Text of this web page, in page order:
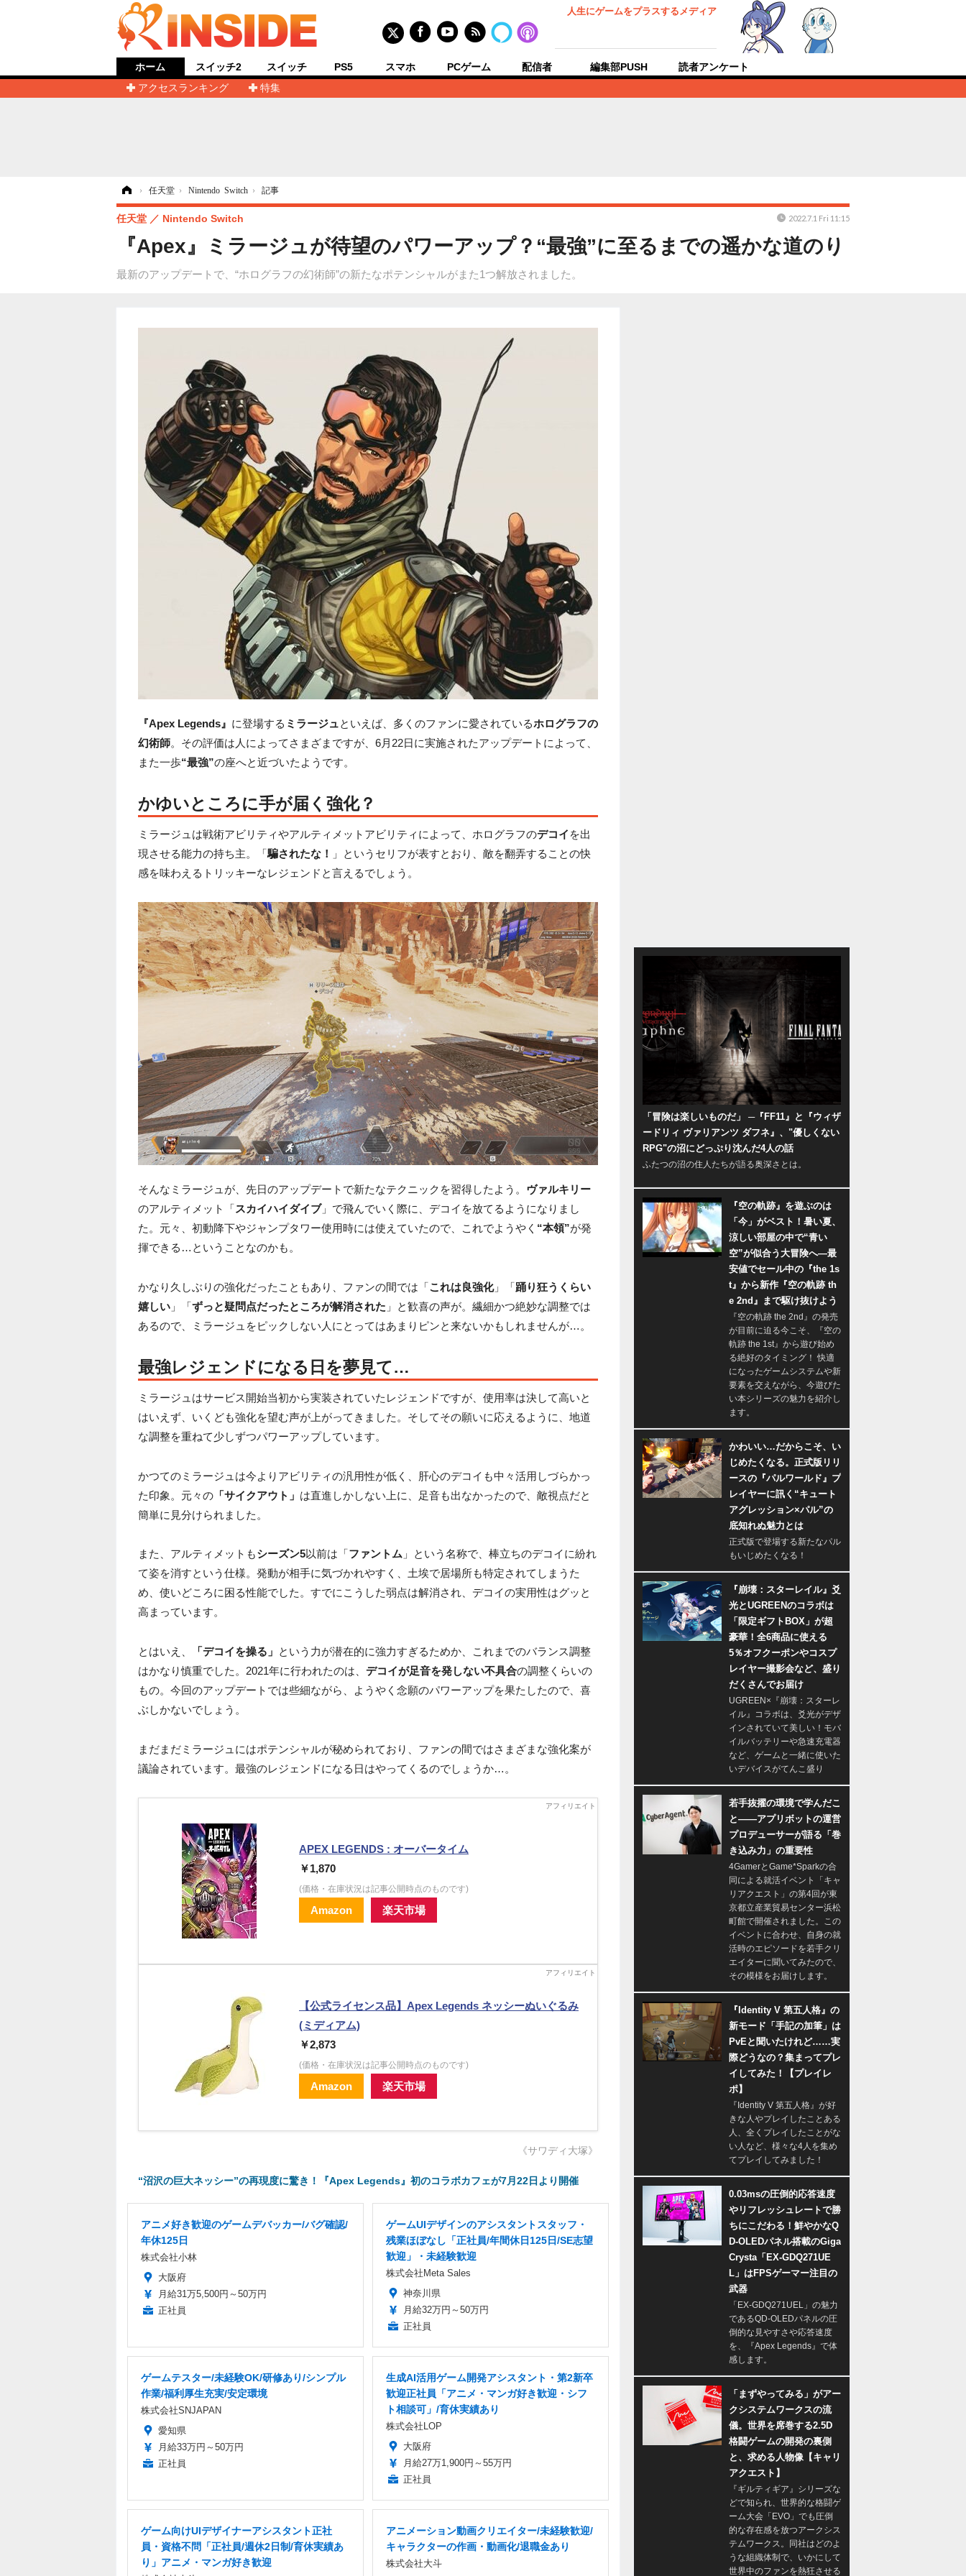
人生にゲームをプラスするメディア
ホーム
アクセスランキング
特集
スイッチ2 スイッチ PS5 スマホ PCゲーム 配信者 編集部PUSH 読者アンケート
› 任天堂 › Nintendo Switch › 記事
『Apex』ミラージュが待望のパワーアップ？“最強”に至るまでの遥かな道のり
最新のアップデートで、“ホログラフの幻術師”の新たなポテンシャルがまた1つ解放されました。
任天堂 Nintendo Switch 2022.7.1 Fri 11:15
『Apex Legends』 に登場する ミラージュといえば、多くのファンに愛されているホログラフの
幻術師。その評価は人によってさまざまですが、6月22日に実施されたアップデートによって、
また一歩“最強”の座へと近づいたようです。
かゆいところに手が届く強化？
ミラージュは戦術アビリティやアルティメットアビリティによって、ホログラフのデコイ を出
現させる能力の持ち主。「騙されたな！
」というセリフが表すとおり、敵を翻弄することの快
感を味わえるトリッキーなレジェンドと言えるでしょう。
そんなミラージュが、先日のアップデートで新たなテクニックを習得したよう。 ヴァルキリー
のアルティメット「スカイハイダイブ」で飛んでいく際に、デコイを放てるようになりまし
た。元々、初動降下やジャンプタワー使用時には使えていたので、これでようやく “本領”が発
揮できる…ということなのかも。
かなり久しぶりの強化だったこともあり、ファンの間では「これは良強化」「踊り狂うくらい
嬉しい 」「ずっと疑問点だったところが解消された 」と歓喜の声が。繊細かつ絶妙な調整では
あるので、ミラージュをピックしない人にとってはあまりピンと来ないかもしれませんが…。
最強レジェンドになる日を夢見て…
ミラージュはサービス開始当初から実装されていたレジェンドですが、使用率は決して高いと
はいえず、いくども強化を望む声が上がってきました。そしてその願いに応えるように、地道
な調整を重ねて少しずつパワーアップしています。
かつてのミラージュは今よりアビリティの汎用性が低く、肝心のデコイも中々活用しづらかっ
た印象。元々の 「サイクアウト」 は直進しかしない上に、足音も出なかったので、敵視点だと
簡単に見分けられました。
また、アルティメットもシーズン5以前は「ファントム 」という名称で、棒立ちのデコイに紛れ
て姿を消すという仕様。発動が相手に気づかれやすく、土埃で居場所も特定されてしまうた
め、使いどころに困る性能でした。すでにこうした弱点は解消され、デコイの実用性はグッと
高まっています。
とはいえ、 「デコイを操る」 という力が潜在的に強力すぎるためか、これまでのバランス調整
はかなり慎重でした。2021年に行われたのは、 デコイが足音を発しない不具合の調整くらいの
もの。今回のアップデートでは些細ながら、ようやく念願のパワーアップを果たしたので、喜
ぶしかないでしょう。
まだまだミラージュにはポテンシャルが秘められており、ファンの間ではさまざまな強化案が
議論されています。最強のレジェンドになる日はやってくるのでしょうか…。
APEX LEGENDS : オーバータイム
￥1,870
(価格・在庫状況は記事公開時点のものです)
Amazon 楽天市場
【公式ライセンス品】Apex Legends ネッシーぬいぐるみ
(ミディアム)
￥2,873
(価格・在庫状況は記事公開時点のものです)
Amazon 楽天市場
《サワディ大塚》
“沼沢の巨大ネッシー”の再現度に驚き！『Apex Legends』初のコラボカフェが7月22日より開催
アニメ好き歓迎のゲームデバッカー/バグ確認/
年休125日
株式会社小林
大阪府
月給31万5,500円～50万円
正社員
ゲームUIデザインのアシスタントスタッフ・
残業ほぼなし「正社員/年間休日125日/SE志望
歓迎」・未経験歓迎
株式会社Meta Sales
神奈川県
月給32万円～50万円
正社員
ゲームテスター/未経験OK/研修あり/シンプル
作業/福利厚生充実/安定環境
株式会社SNJAPAN
愛知県
月給33万円～50万円
正社員
生成AI活用ゲーム開発アシスタント・第2新卒
歓迎正社員「アニメ・マンガ好き歓迎・シフ
ト相談可」/育休実績あり
株式会社LOP
大阪府
月給27万1,900円～55万円
正社員
ゲーム向けUIデザイナーアシスタント正社
員・資格不問「正社員/週休2日制/育休実績あ
り」アニメ・マンガ好き歓迎
アニメーション動画クリエイター/未経験歓迎/
キャラクターの作画・動画化/退職金あり
株式会社大斗
「冒険は楽しいものだ」 ─『FF11』と『ウィザ
ードリィ ヴァリアンツ ダフネ』、"優しくない
RPG"の沼にどっぷり沈んだ4人の話
ふたつの沼の住人たちが語る奥深さとは。
『空の軌跡』を遊ぶのは
「今」がベスト！暑い夏、
涼しい部屋の中で“青い
空”が似合う大冒険へ―最
安値でセール中の『the 1s
t』から新作『空の軌跡 th
e 2nd』まで駆け抜けよう
『空の軌跡 the 2nd』の発売
が目前に迫る今こそ、『空の
軌跡 the 1st』から遊び始め
る絶好のタイミング！ 快適
になったゲームシステムや新
要素を交えながら、今遊びた
い本シリーズの魅力を紹介し
ます。
かわいい…だからこそ、い
じめたくなる。正式版リリ
ースの『パルワールド』プ
レイヤーに訊く“キュート
アグレッション×パル”の
底知れぬ魅力とは
正式版で登場する新たなパル
もいじめたくなる！
『崩壊：スターレイル』爻
光とUGREENのコラボは
「限定ギフトBOX」が超
豪華！全6商品に使える
5％オフクーポンやコスプ
レイヤー撮影会など、盛り
だくさんでお届け
UGREEN×『崩壊：スターレ
イル』コラボは、爻光がデザ
インされていて美しい！モバ
イルバッテリーや急速充電器
など、ゲームと一緒に使いた
いデバイスがてんこ盛り
若手抜擢の環境で学んだこ
と――アプリボットの運営
プロデューサーが語る「巻
き込み力」の重要性
4GamerとGame*Sparkの合
同による就活イベント「キャ
リアクエスト」の第4回が東
京都立産業貿易センター浜松
町館で開催されました。この
イベントに合わせ、自身の就
活時のエピソードを若手クリ
エイターに聞いてみたので、
その模様をお届けします。
『Identity V 第五人格』の
新モード「手記の加筆」は
PvEと聞いたけれど……実
際どうなの？集まってプレ
イしてみた！【プレイレ
ポ】
『Identity V 第五人格』が好
きな人やプレイしたことある
人、全くプレイしたことがな
い人など、様々な4人を集め
てプレイしてみました！
0.03msの圧倒的応答速度
やリフレッシュレートで勝
ちにこだわる！鮮やかなQ
D-OLEDパネル搭載のGiga
Crysta「EX-GDQ271UE
L」はFPSゲーマー注目の
武器
「EX-GDQ271UEL」の魅力
であるQD-OLEDパネルの圧
倒的な見やすさや応答速度
を、『Apex Legends』で体
感します。
「まずやってみる」がアー
クシステムワークスの流
儀。世界を席巻する2.5D
格闘ゲームの開発の裏側
と、求める人物像【キャリ
アクエスト】
『ギルティギア』シリーズな
どで知られ、世界的な格闘ゲ
ーム大会「EVO」でも圧倒
的な存在感を放つアークシス
テムワークス。同社はどのよ
うな組織体制で、いかにして
世界中のファンを熱狂させる